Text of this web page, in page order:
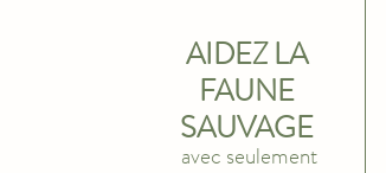
AIDEZ LA
FAUNE
SAUVAGE
avec seulement